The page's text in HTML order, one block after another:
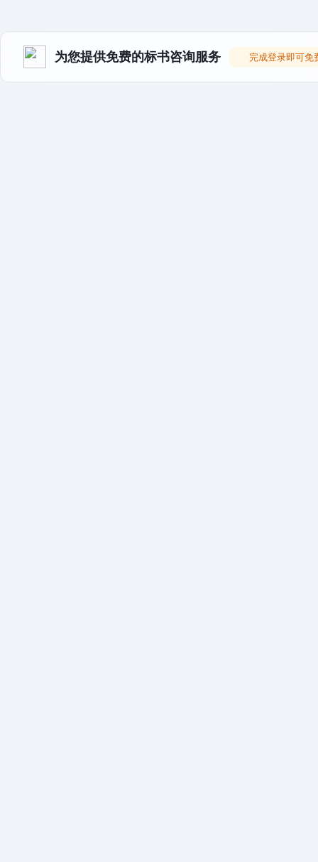
为您提供免费的标书咨询服务 完成登录即可免